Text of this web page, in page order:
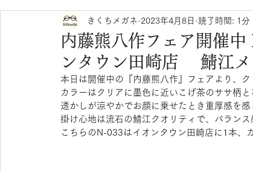
TIFFANY&Co. to hers SOLAIZ
SAMURAI SHO mu tsubura
POLICE OAKLEY agnes b. ENFANT
内藤熊八作フェア開催
ンタウン田崎店 鯖江メ
きくちメガネ 2023年4月8日 読了時間: 1分
本日は開催中の『内藤熊八作』フェアより、
カラーはクリアに墨色に近いこげ茶のササ柄と
透かしが涼やかでお顔に乗せたとき重厚感を
掛け心地は流石の鯖江クオリティで、バラン
こちらのN-033はイオンタウン田崎店に1本、